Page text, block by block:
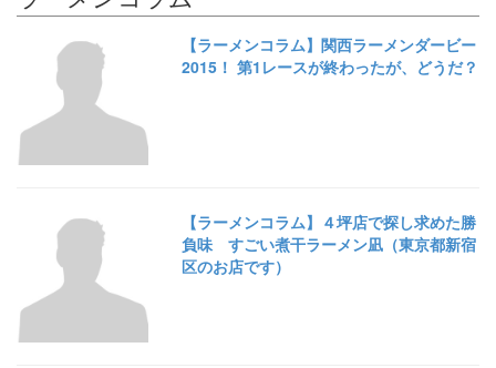
【ラーメンコラム】関西ラーメンダービー
2015！ 第1レースが終わったが、どうだ？
【ラーメンコラム】４坪店で探し求めた勝
負味 すごい煮干ラーメン凪（東京都新宿
区のお店です）